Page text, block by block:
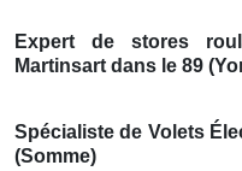
Expert de stores
Martinsart dans le 89
Spécialiste de Volets
(Somme)